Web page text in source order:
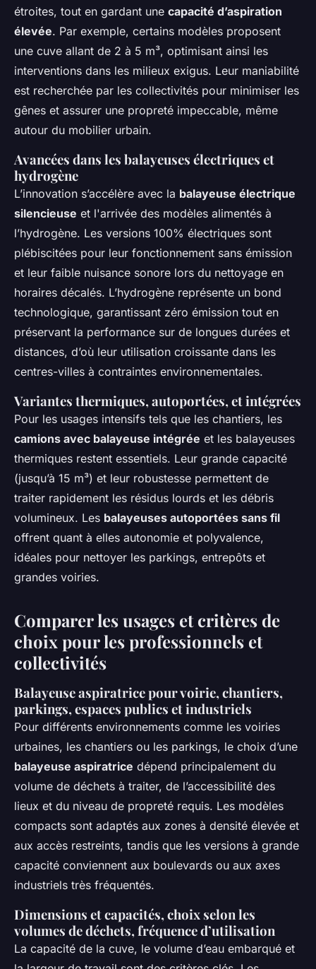
étroites, tout en gardant une capacité d’aspiration
élevée. Par exemple, certains modèles proposent
une cuve allant de 2 à 5 m³, optimisant ainsi les
interventions dans les milieux exigus. Leur maniabilité
est recherchée par les collectivités pour minimiser les
gênes et assurer une propreté impeccable, même
autour du mobilier urbain.
Avancées dans les balayeuses électriques et
hydrogène
L’innovation s’accélère avec la balayeuse électrique
silencieuse et l'arrivée des modèles alimentés à
l’hydrogène. Les versions 100% électriques sont
plébiscitées pour leur fonctionnement sans émission
et leur faible nuisance sonore lors du nettoyage en
horaires décalés. L’hydrogène représente un bond
technologique, garantissant zéro émission tout en
préservant la performance sur de longues durées et
distances, d’où leur utilisation croissante dans les
centres-villes à contraintes environnementales.
Variantes thermiques, autoportées, et intégrées
Pour les usages intensifs tels que les chantiers, les
camions avec balayeuse intégrée et les balayeuses
thermiques restent essentiels. Leur grande capacité
(jusqu’à 15 m³) et leur robustesse permettent de
traiter rapidement les résidus lourds et les débris
volumineux. Les balayeuses autoportées sans fil
offrent quant à elles autonomie et polyvalence,
idéales pour nettoyer les parkings, entrepôts et
grandes voiries.
Comparer les usages et critères de
choix pour les professionnels et
collectivités
Balayeuse aspiratrice pour voirie, chantiers,
parkings, espaces publics et industriels
Pour différents environnements comme les voiries
urbaines, les chantiers ou les parkings, le choix d’une
balayeuse aspiratrice dépend principalement du
volume de déchets à traiter, de l’accessibilité des
lieux et du niveau de propreté requis. Les modèles
compacts sont adaptés aux zones à densité élevée et
aux accès restreints, tandis que les versions à grande
capacité conviennent aux boulevards ou aux axes
industriels très fréquentés.
Dimensions et capacités, choix selon les
volumes de déchets, fréquence d’utilisation
La capacité de la cuve, le volume d’eau embarqué et